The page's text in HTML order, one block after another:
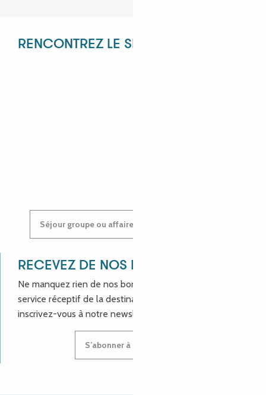
RENCONTREZ LE SERVICE RÉCEPTIF !
Séjour groupe ou affaires : contactez-nous !
RECEVEZ DE NOS NOUVELLES !
Ne manquez rien de nos bons plans et aux actualités du
service réceptif de la destination Côte de Granit Rose,
inscrivez-vous à notre newsletter.
S’abonner à la newsletter